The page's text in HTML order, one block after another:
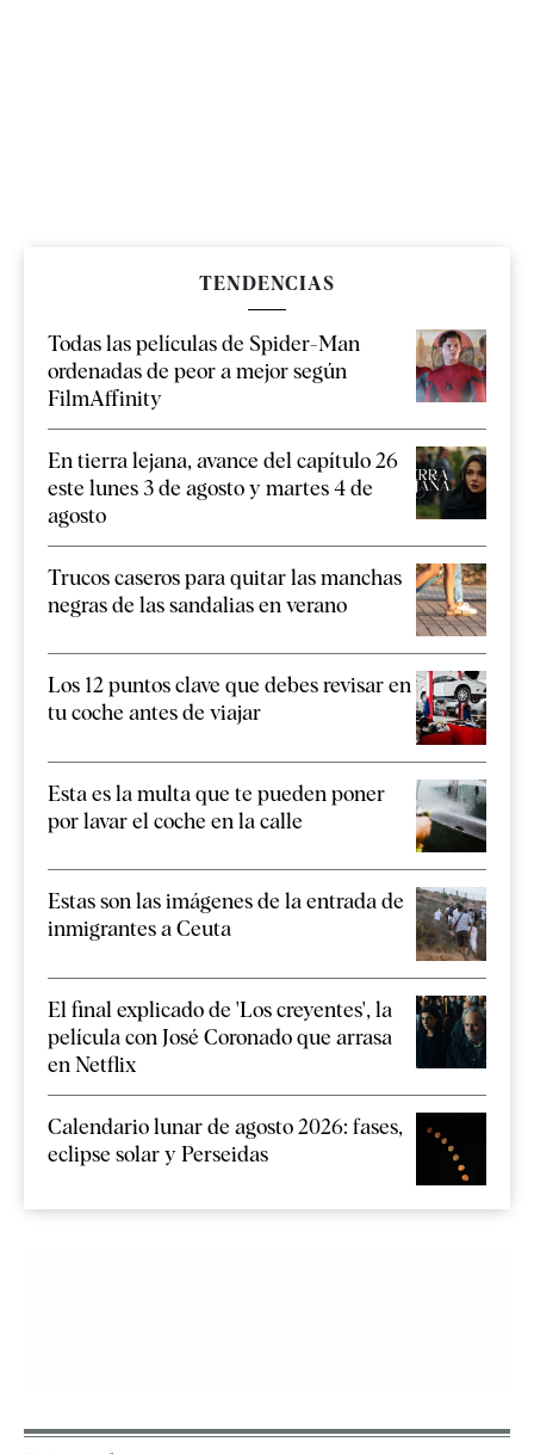
TENDENCIAS
Todas las películas de Spider-Man
ordenadas de peor a mejor según
FilmAffinity
En tierra lejana, avance del capítulo 26
este lunes 3 de agosto y martes 4 de
agosto
Trucos caseros para quitar las manchas
negras de las sandalias en verano
Los 12 puntos clave que debes revisar en
tu coche antes de viajar
Esta es la multa que te pueden poner
por lavar el coche en la calle
Estas son las imágenes de la entrada de
inmigrantes a Ceuta
El final explicado de 'Los creyentes', la
película con José Coronado que arrasa
en Netflix
Calendario lunar de agosto 2026: fases,
eclipse solar y Perseidas